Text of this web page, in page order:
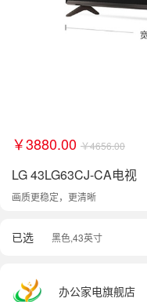
￥3880.00 ￥4656.00
LG 43LG63CJ-CA电视
画质更稳定，更清晰
已选 黑色,43英寸
办公家电旗舰店